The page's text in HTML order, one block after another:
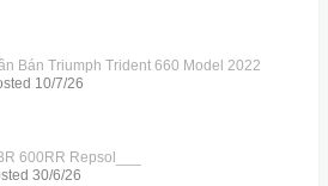
Bán Triumph Trident 660 Model 2022
10/7/26
600RR Repsol___
30/6/26